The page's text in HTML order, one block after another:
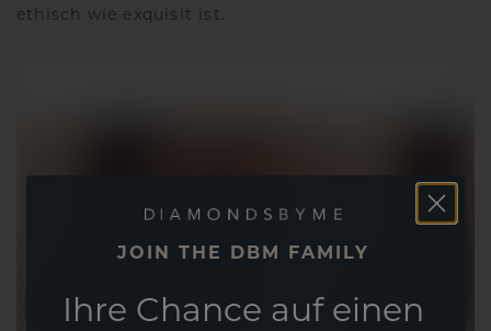
ethisch wie exquisit ist.
JOIN THE DBM FAMILY
Ihre Chance auf einen